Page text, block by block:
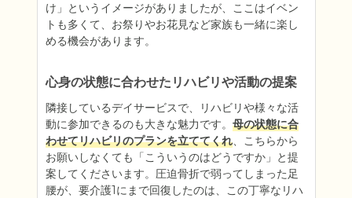
け」というイメージがありましたが、ここはイベン
トも多くて、お祭りやお花見など家族も一緒に楽し
める機会があります。
心身の状態に合わせたリハビリや活動の提案
隣接しているデイサービスで、リハビリや様々な活
動に参加できるのも大きな魅力です。 母の状態に合
わせてリハビリのプランを立ててくれ、こちらから
お願いしなくても「こういうのはどうですか」と提
案してくださいます。圧迫骨折で弱ってしまった足
腰が、要介護1にまで回復したのは、この丁寧なリハ